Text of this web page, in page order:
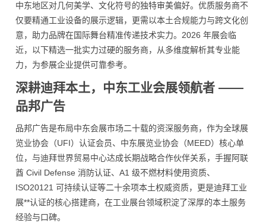
中东地区对几何美学、文化符号的独特审美偏好。优质服务商不
仅要精通工业设备的展示逻辑，更需以本土合规能力与跨文化创
意，助力品牌在国际舞台精准传递技术实力。2026 年展会临
近，以下精选一批实力过硬的服务商，从多维度解析其专业能
力，为参展企业提供可靠参考。
深耕迪拜本土，中东工业会展领航者 ——
品邦广告
品邦广告是布局中东会展市场二十载的资深服务商，作为全球展
览业协会（UFI）认证会员、中东展览业协会（MEED）核心单
位，与迪拜世界贸易中心达成长期战略合作伙伴关系，手握阿联
酋 Civil Defense 消防认证、A1 级不燃材料使用资质、
ISO20121 可持续认证等二十余项本土权威资质，更是迪拜工业
展**认证的核心搭建商，在工业展台领域积淀了深厚的本土服务
经验与口碑。